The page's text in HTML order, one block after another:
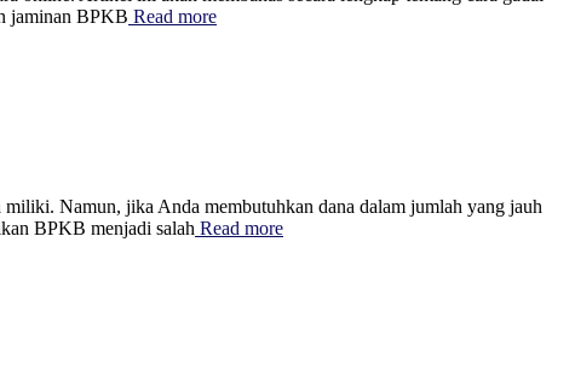
jaminan BPKB Read more
Namun, jika Anda membutuhkan dana dalam jumlah yang jauh
BPKB menjadi salah Read more